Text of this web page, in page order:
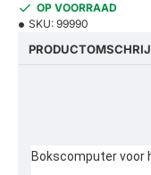
OP VOORRAAD
SKU: 99990
Bokscomputer voor